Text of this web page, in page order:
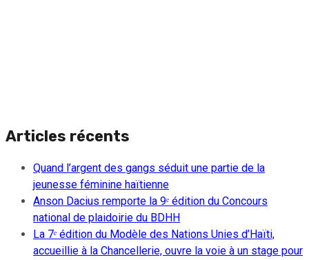
Articles récents
Quand l’argent des gangs séduit une partie de la
jeunesse féminine haïtienne
Anson Dacius remporte la 9ᵉ édition du Concours
national de plaidoirie du BDHH
La 7ᵉ édition du Modèle des Nations Unies d’Haïti,
accueillie à la Chancellerie, ouvre la voie à un stage pour